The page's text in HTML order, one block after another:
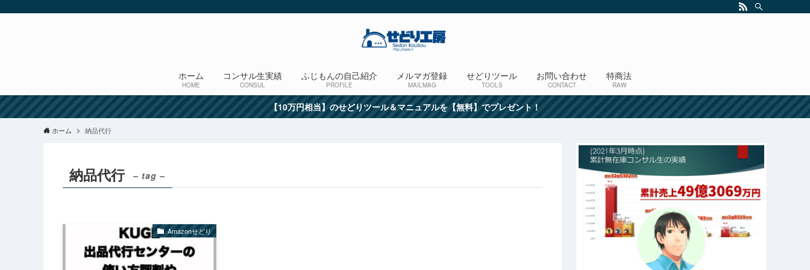
ホーム
HOME
コンサル生実績
CONSUL
ふじもんの自己紹介
PROFILE
メルマガ登録
MAILMAG
せどりツール
TOOLS
お問い合わせ
CONTACT
特商法
RAW
【10万円相当】のせどりツール＆マニュアルを【無料】でプレゼント！
ホーム 納品代行
納品代行 – tag –
Amazonせどり